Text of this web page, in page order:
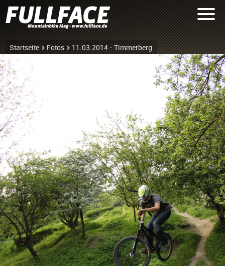
Startseite Fotos 11.03.2014 - Timmerberg